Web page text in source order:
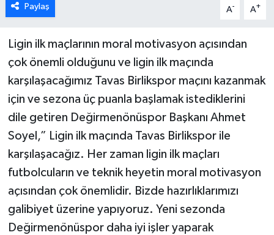
Paylaş A- A+
Ligin ilk maçlarının moral motivasyon açısından
çok önemli olduğunu ve ligin ilk maçında
karşılaşacağımız Tavas Birlikspor maçını kazanmak
için ve sezona üç puanla başlamak istediklerini
dile getiren Değirmenönüspor Başkanı Ahmet
Soyel,” Ligin ilk maçında Tavas Birlikspor ile
karşılaşacağız. Her zaman ligin ilk maçları
futbolcuların ve teknik heyetin moral motivasyon
açısından çok önemlidir. Bizde hazırlıklarımızı
galibiyet üzerine yapıyoruz. Yeni sezonda
Değirmenönüspor daha iyi işler yaparak